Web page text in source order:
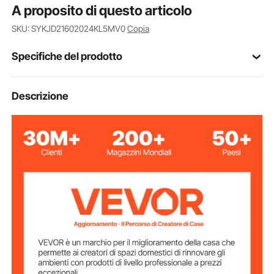
A proposito di questo articolo
SKU: SYKJD21602024KL5MV0Copia
Specifiche del prodotto
Dimensioni di
telaio
Quantità di telaio 2
Numero di maglie 160
Materiale della
poliestere
Descrizione